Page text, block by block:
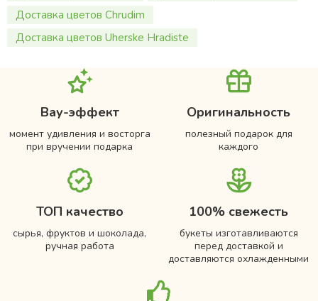
Доставка цветов Chrudim
Доставка цветов Uherske Hradiste
Вау-эффект
момент удивления и восторга
при вручении подарка
Оригинальность
полезный подарок для
каждого
ТОП качество
сырья, фруктов и шоколада,
ручная работа
100% свежесть
букеты изготавливаются
перед доставкой и
доставляются охлажденными